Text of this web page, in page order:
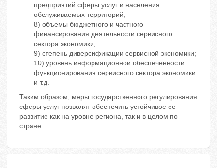
предприятий сферы услуг и населения
обслуживаемых территорий;
8) объемы бюджетного и частного
финансирования деятельности сервисного
сектора экономики;
9) степень диверсификации сервисной экономики;
10) уровень информационной обеспеченности
функционирования сервисного сектора экономики
и т.д.
Таким образом, меры государственного регулирования
сферы услуг позволят обеспечить устойчивое ее
развитие как на уровне региона, так и в целом по
стране .